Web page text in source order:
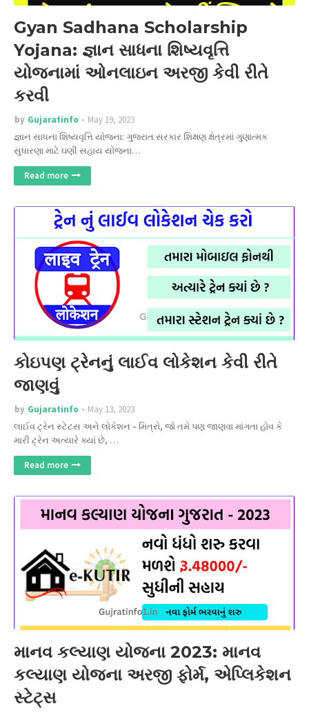
Gyan Sadhana Scholarship
Yojana: જ્ઞાન સાધના શિષ્યવૃત્તિ
યોજનામાં ઓનલાઇન અરજી કેવી રીતે
કરવી
by Gujaratinfo
May 19, 2023
જ્ઞાન સાધના શિષ્યવૃત્તિ યોજના: ગુજરાત સરકાર શિક્ષણ ક્ષેત્રમાં ગુણાત્મક
સુધારણા માટે ઘણી સહાય યોજના…
Read more
કોઇપણ ટ્રેનનું લાઈવ લોકેશન કેવી રીતે
જાણવું
by Gujaratinfo
May 13, 2023
લાઈવ ટ્રેન સ્ટેટસ અને લોકેશન – મિત્રો, જો તમે પણ જાણવા માંગતા હોવ કે
મારી ટ્રેન અત્યારે ક્યાં છે, …
Read more
માનવ કલ્યાણ યોજના 2023: માનવ
કલ્યાણ યોજના અરજી ફોર્મ, એપ્લિકેશન
સ્ટેટ્સ